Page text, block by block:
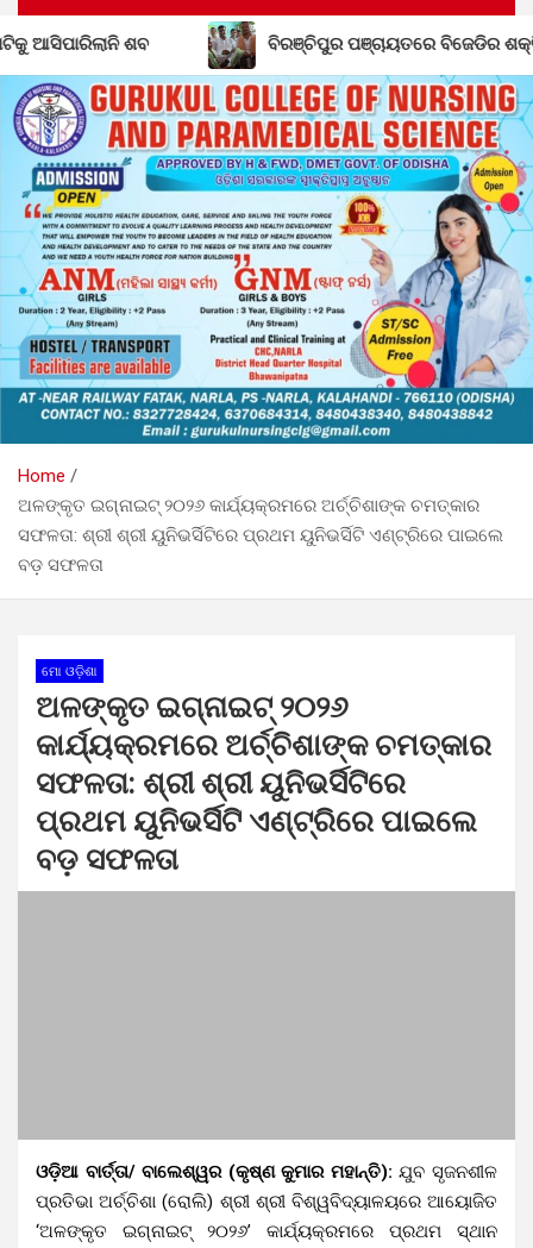
ବିରଞ୍ଚିପୁର ପଞ୍ଚାୟତରେ ବିଜେଡିର ଶକ୍ତି ବୃଦ୍ଧି; ବିଜେପି
Home
ଅଳଙ୍କୃତ ଇଗ୍ନାଇଟ୍ ୨୦୨୬ କାର୍ଯ୍ୟକ୍ରମରେ ଅର୍ଚ୍ଚିଶାଙ୍କ ଚମତ୍କାର
ସଫଳତା: ଶ୍ରୀ ଶ୍ରୀ ୟୁନିଭର୍ସିଟିରେ ପ୍ରଥମ ୟୁନିଭର୍ସିଟି ଏଣ୍ଟ୍ରିରେ ପାଇଲେ
ବଡ଼ ସଫଳତା
ମୋ ଓଡ଼ିଶା
ଅଳଙ୍କୃତ ଇଗ୍ନାଇଟ୍ ୨୦୨୬
କାର୍ଯ୍ୟକ୍ରମରେ ଅର୍ଚ୍ଚିଶାଙ୍କ ଚମତ୍କାର
ସଫଳତା: ଶ୍ରୀ ଶ୍ରୀ ୟୁନିଭର୍ସିଟିରେ
ପ୍ରଥମ ୟୁନିଭର୍ସିଟି ଏଣ୍ଟ୍ରିରେ ପାଇଲେ
ବଡ଼ ସଫଳତା
ଓଡ଼ିଆ ବାର୍ତ୍ତା/ ବାଲେଶ୍ୱର (କୃଷ୍ଣ କୁମାର ମହାନ୍ତି): ଯୁବ ସୃଜନଶୀଳ
ପ୍ରତିଭା ଅର୍ଚ୍ଚିଶା (ରୋଲି) ଶ୍ରୀ ଶ୍ରୀ ବିଶ୍ୱବିଦ୍ୟାଳୟରେ ଆୟୋଜିତ
‘ଅଳଙ୍କୃତ ଇଗ୍ନାଇଟ୍ ୨୦୨୬’ କାର୍ଯ୍ୟକ୍ରମରେ ପ୍ରଥମ ସ୍ଥାନ